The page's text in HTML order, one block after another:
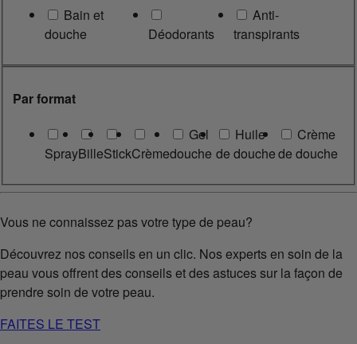
Bain et
douche
Déodorants
Anti-
transpirants
Par format
SprayBilleStickCrème
Gel
douche
Huile
de douche
Crème
de douche
Vous ne connaissez pas votre type de peau?
Découvrez nos conseils en un clic. Nos experts en soin de la
peau vous offrent des conseils et des astuces sur la façon de
prendre soin de votre peau.
FAITES LE TEST